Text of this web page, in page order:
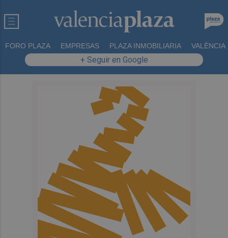
FORO PLAZA EMPRESAS PLAZA INMOBILIARIA VALÈNCIA
+ Seguir en Google